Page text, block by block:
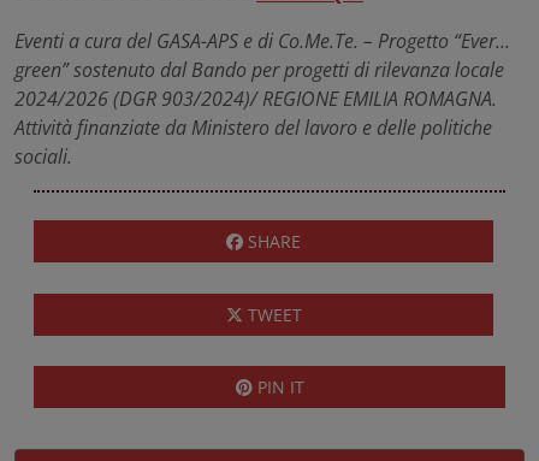
Eventi a cura del GASA-APS e di Co.Me.Te. – Progetto “Ever…
green” sostenuto dal Bando per progetti di rilevanza locale
2024/2026 (DGR 903/2024)/ REGIONE EMILIA ROMAGNA.
Attività finanziate da Ministero del lavoro e delle politiche
sociali.
SHARE
TWEET
PIN IT